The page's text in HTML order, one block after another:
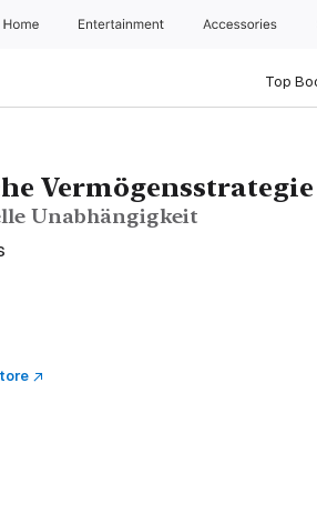
Entertainment Accessories
Top
Vermögensstrategie
Unabhängigkeit